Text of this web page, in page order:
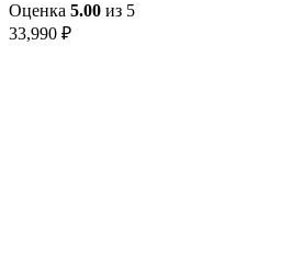
Оценка 5.00 из 5
33,990 ₽